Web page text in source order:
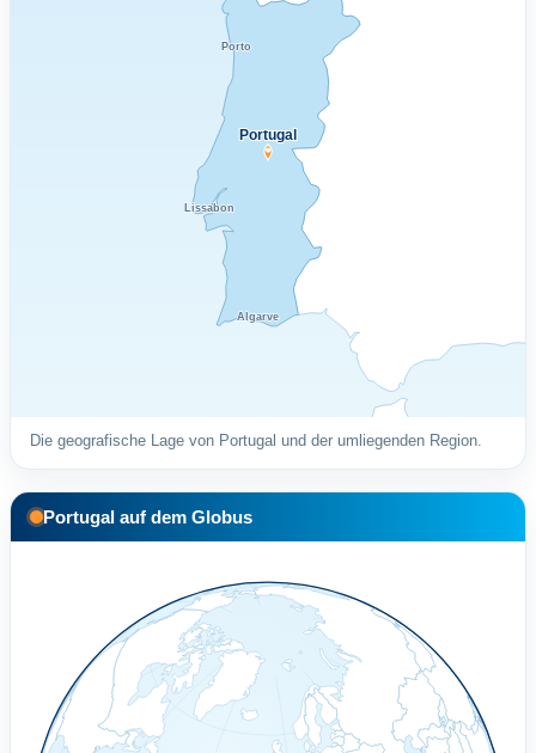
Lissabon
Porto
Algarve
Portugal
Die geografische Lage von Portugal und der umliegenden Region.
Portugal auf dem Globus